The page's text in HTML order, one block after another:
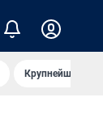
Крупнейшие